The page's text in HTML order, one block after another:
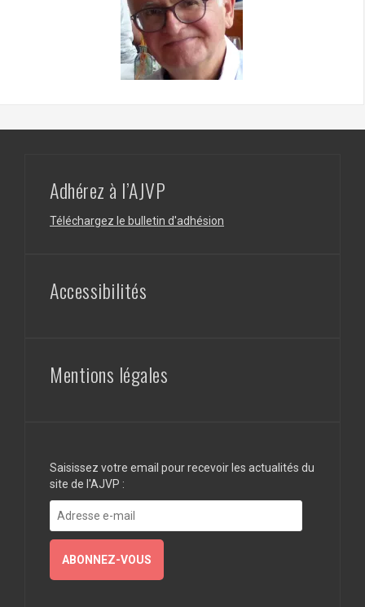
Adhérez à l’AJVP
Téléchargez le bulletin d'adhésion
Accessibilités
Mentions légales
Saisissez votre email pour recevoir les actualités du
site de l'AJVP :
e-
mail
ABONNEZ-VOUS